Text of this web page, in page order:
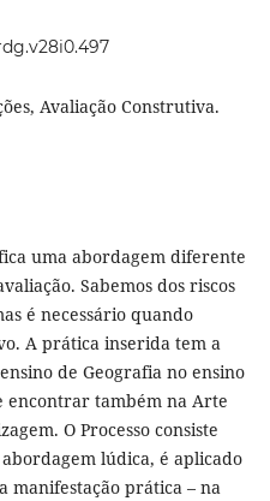
Avaliação Construtiva.
uma abordagem diferente
Sabemos dos riscos
é necessário quando
A prática inserida tem a
de Geografia no ensino
encontrar também na Arte
O Processo consiste
lúdica, é aplicado
manifestação prática – na